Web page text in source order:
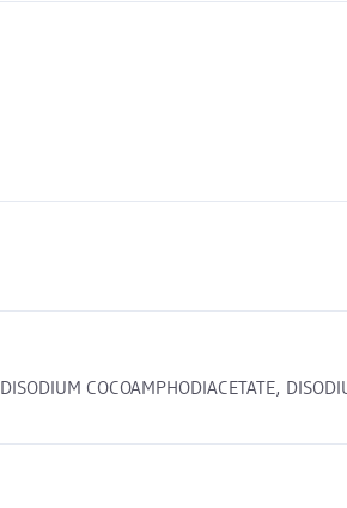
DISODIUM COCOAMPHODIACETATE,